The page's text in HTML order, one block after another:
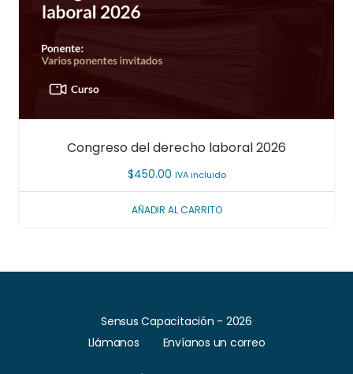
Congreso del derecho laboral 2026
$450.00 IVA incluido
AÑADIR AL CARRITO
Sensus Capacitación - 2026
Llámanos
Envíanos un correo